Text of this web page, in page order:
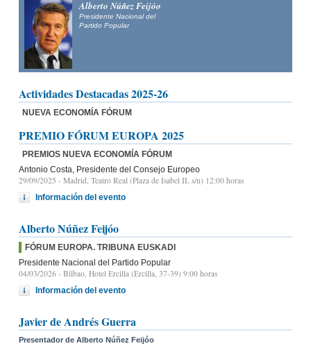
Alberto Núñez Feijóo
Presidente Nacional del
Partido Popular
Actividades Destacadas 2025-26
NUEVA ECONOMÍA FÓRUM
PREMIO FÓRUM EUROPA 2025
PREMIOS NUEVA ECONOMÍA FÓRUM
Antonio Costa, Presidente del Consejo Europeo
29/09/2025 - Madrid, Teatro Real (Plaza de Isabel II, s/n) 12:00 horas
Información del evento
Alberto Núñez Feijóo
FÓRUM EUROPA. TRIBUNA EUSKADI
Presidente Nacional del Partido Popular
04/03/2026 - Bilbao, Hotel Ercilla (Ercilla, 37-39) 9:00 horas
Información del evento
Javier de Andrés Guerra
Presentador de Alberto Núñez Feijóo